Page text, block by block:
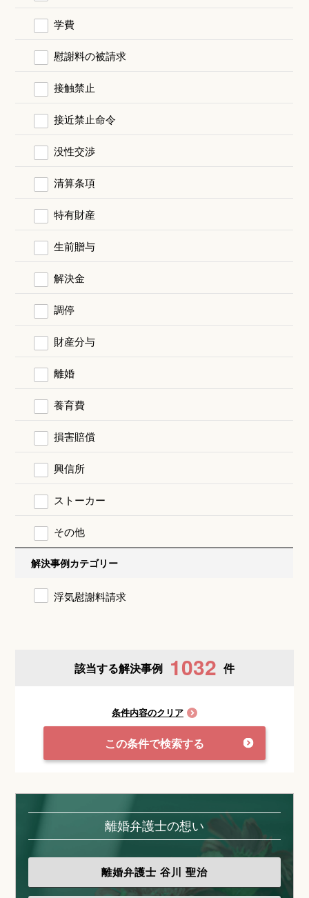
学費
慰謝料の被請求
接触禁止
接近禁止命令
没性交渉
清算条項
特有財産
生前贈与
解決金
調停
財産分与
離婚
養育費
損害賠償
興信所
ストーカー
その他
解決事例カテゴリー
浮気慰謝料請求
該当する解決事例 1032 件
条件内容のクリア
この条件で検索する
離婚弁護士の想い
離婚弁護士 谷川 聖治